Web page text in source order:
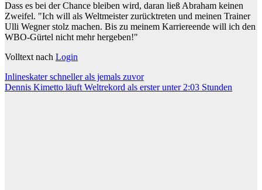
Dass es bei der Chance bleiben wird, daran ließ Abraham keinen
Zweifel. "Ich will als Weltmeister zurücktreten und meinen Trainer
Ulli Wegner stolz machen. Bis zu meinem Karriereende will ich den
WBO-Gürtel nicht mehr hergeben!"
Volltext nach Login
Beitragsnavigation
Inlineskater schneller als jemals zuvor
Dennis Kimetto läuft Weltrekord als erster unter 2:03 Stunden